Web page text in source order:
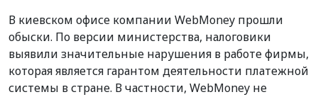
В киевском офисе компании WebMoney прошли
обыски. По версии министерства, налоговики
выявили значительные нарушения в работе фирмы,
которая является гарантом деятельности платежной
системы в стране. В частности, WebMoney не